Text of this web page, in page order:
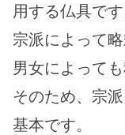
用する仏具です
宗派によって
男女によって
そのため、宗
基本です。